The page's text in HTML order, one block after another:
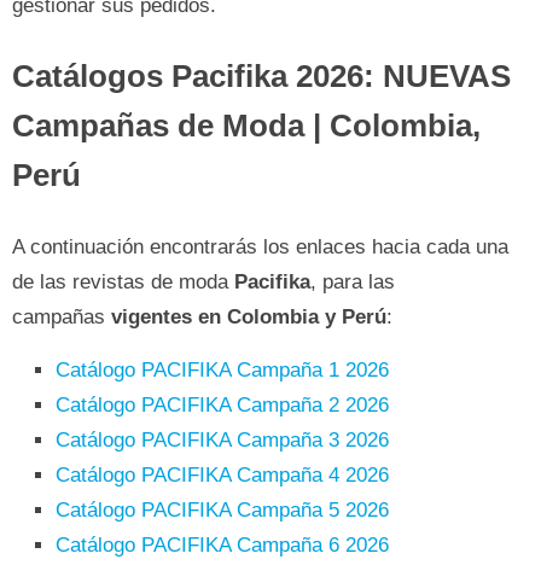
gestionar sus pedidos.
Catálogos Pacifika 2026: NUEVAS
Campañas de Moda | Colombia,
Perú
A continuación encontrarás los enlaces hacia cada una
de las revistas de moda Pacifika, para las
campañas vigentes en Colombia y Perú:
Catálogo PACIFIKA Campaña 1 2026
Catálogo PACIFIKA Campaña 2 2026
Catálogo PACIFIKA Campaña 3 2026
Catálogo PACIFIKA Campaña 4 2026
Catálogo PACIFIKA Campaña 5 2026
Catálogo PACIFIKA Campaña 6 2026